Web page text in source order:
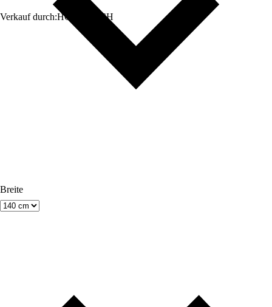
Verkauf durch:HORNBACH
Breite